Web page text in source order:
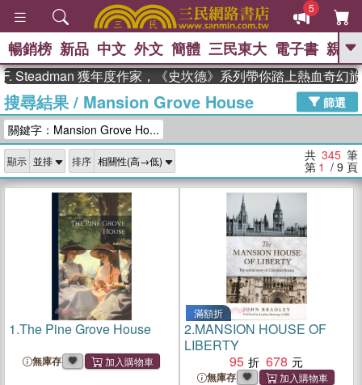
5
GO
熱搜： 東野圭吾 、 高希均教授回憶錄
、 The Odyssey 、 父親節 、 花開錦
繡
李登輝時代 、 數學女孩：黎曼猜想
、
如果歷史是一
群喵 、 臺灣漫遊錄
暢銷榜 新品 中文 外文 簡體 三民東大 電子書 親子
獲年度作家，《史坎德》系列帶你踏上熱血奇幻旅程
搜尋結果/ Mansion Grove House
篩選
關鍵字：Mansion Grove Ho...
顯示 排序 共 345 筆
第 1 / 9 頁
1.The Pine Grove House
無庫存
滿額折
2.MANSION HOUSE OF
LIBERTY
95
678
無庫存